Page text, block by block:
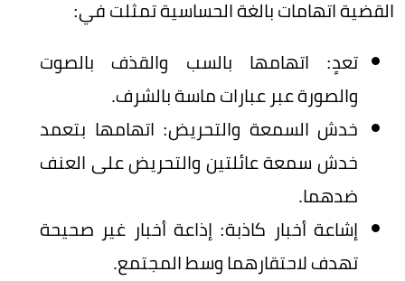
القضية اتهامات بالغة الحساسية تمثلت في:
تعدٍ: اتهامها بالسب والقذف بالصوت
والصورة عبر عبارات ماسة بالشرف.
خدش السمعة والتحريض: اتهامها بتعمد
خدش سمعة عائلتين والتحريض على العنف
ضدهما.
إشاعة أخبار كاذبة: إذاعة أخبار غير صحيحة
تهدف لاحتقارهما وسط المجتمع.